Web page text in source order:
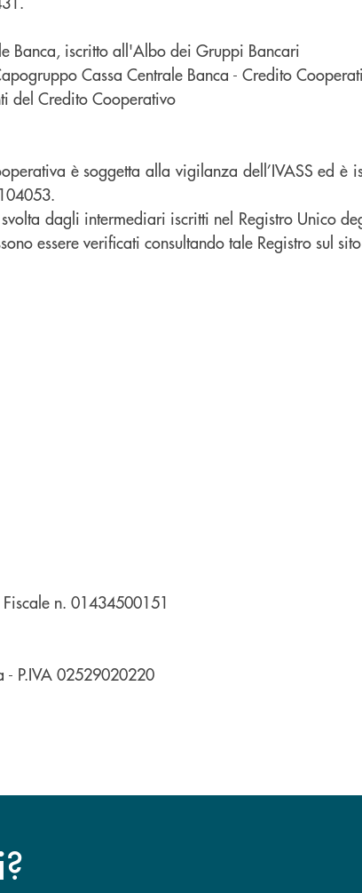
Banca, iscritto all'Albo dei Gruppi Bancari
Cassa Centrale Banca - Credito
del Credito Cooperativo
è soggetta alla vigilanza dell’IVASS ed è
svolta dagli intermediari iscritti nel Registro Unico
essere verificati consultando tale Registro sul sito
n. 01434500151
- P.IVA 02529020220
?